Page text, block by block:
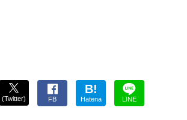
(Twitter) FB
B!
Hatena LINE